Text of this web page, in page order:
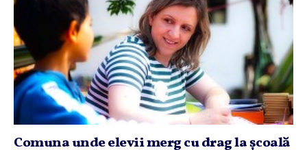
Comuna unde elevii merg cu drag la şcoală